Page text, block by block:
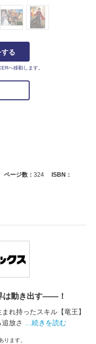
る
へ移動します。
ページ数： 324
ISBN：
は動き出す――！
れ持ったスキル【竜王】
放さ
…続きを読む
ます。